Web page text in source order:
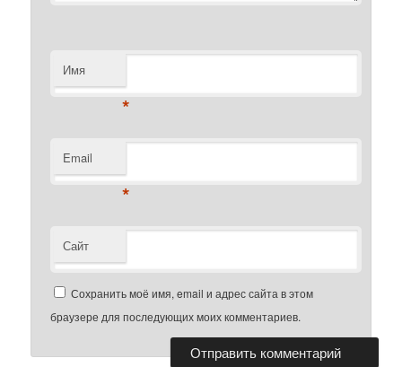
Имя
*
Email
*
Сайт
Сохранить моё имя, email и адрес сайта в этом
браузере для последующих моих комментариев.